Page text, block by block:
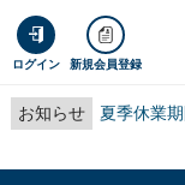
ログイン 新規会員登録
お知らせ 夏季休業